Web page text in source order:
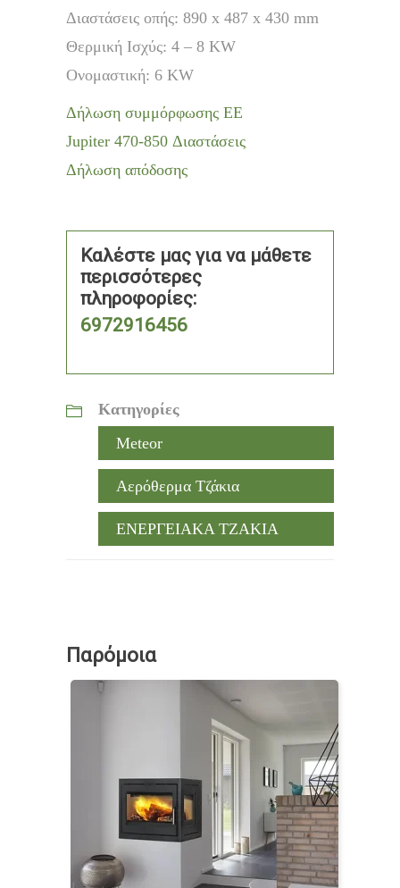
Διαστάσεις οπής: 890 x 487 x 430 mm
Θερμική Ισχύς: 4 – 8 KW
Ονομαστική: 6 KW
Δήλωση συμμόρφωσης ΕΕ
Jupiter 470-850 Διαστάσεις
Δήλωση απόδοσης
Καλέστε μας για να μάθετε
περισσότερες
πληροφορίες:
6972916456
Κατηγορίες
Meteor
Αερόθερμα Τζάκια
ΕΝΕΡΓΕΙΑΚΑ ΤΖΑΚΙΑ
Παρόμοια